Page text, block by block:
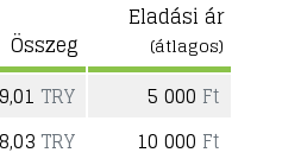
Összeg
Eladási ár
(átlagos)
TRY 5 000 Ft
TRY 10 000 Ft